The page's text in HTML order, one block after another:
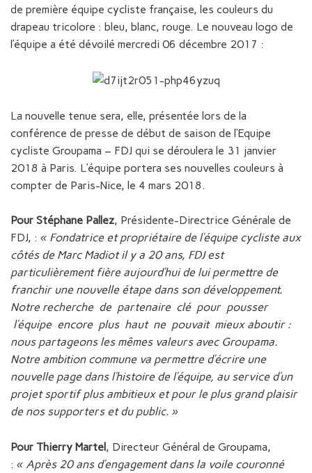
de première équipe cycliste française, les couleurs du
drapeau tricolore : bleu, blanc, rouge. Le nouveau logo de
l’équipe a été dévoilé mercredi 06 décembre 2017 :
La nouvelle tenue sera, elle, présentée lors de la
conférence de presse de début de saison de l’Equipe
cycliste Groupama – FDJ qui se déroulera le 31 janvier
2018 à Paris. L’équipe portera ses nouvelles couleurs à
compter de Paris-Nice, le 4 mars 2018.
Pour Stéphane Pallez, Présidente-Directrice Générale de
FDJ, : « Fondatrice et propriétaire de l’équipe cycliste aux
côtés de Marc Madiot il y a 20 ans, FDJ est
particulièrement fière aujourd’hui de lui permettre de
franchir une nouvelle étape dans son développement.
Notre recherche de partenaire clé pour pousser
l’équipe encore plus haut ne pouvait mieux aboutir :
nous partageons les mêmes valeurs avec Groupama.
Notre ambition commune va permettre d’écrire une
nouvelle page dans l’histoire de l’équipe, au service d’un
projet sportif plus ambitieux et pour le plus grand plaisir
de nos supporters et du public. »
Pour Thierry Martel, Directeur Général de Groupama,
: « Après 20 ans d’engagement dans la voile couronné